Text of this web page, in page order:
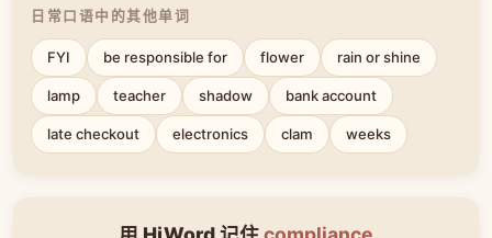
日常口语中的其他单词
FYI be responsible for flower rain or shine
lamp teacher shadow bank account
late checkout electronics clam weeks